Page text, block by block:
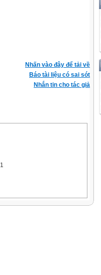
Nhấn vào đây để tải về
Báo tài liệu có sai sót
Nhắn tin cho tác giả